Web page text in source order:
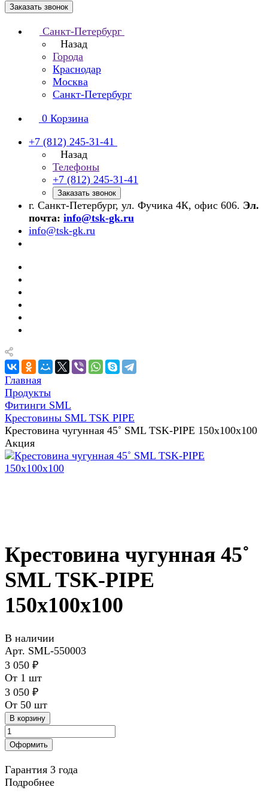
Заказать звонок
Санкт-Петербург
Назад
Города
Краснодар
Москва
Санкт-Петербург
0 Корзина
+7 (812) 245-31-41
Назад
Телефоны
+7 (812) 245-31-41
Заказать звонок
г. Санкт-Петербург, ул. Фучика 4К, офис 606. Эл.
почта: info@tsk-gk.ru
info@tsk-gk.ru
Главная
Продукты
Фитинги SML
Крестовины SML TSK PIPE
Крестовина чугунная 45˚ SML TSK-PIPE 150х100х100
Акция
Крестовина чугунная 45˚
SML TSK-PIPE
150х100х100
В наличии
Арт. SML-550003
3 050 ₽
От 1 шт
3 050 ₽
От 50 шт
В корзину
Оформить
Гарантия 3 года
Подробнее